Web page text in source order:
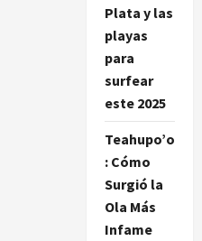
Plata y las
playas
para
surfear
este 2025
Teahupo’o
: Cómo
Surgió la
Ola Más
Infame